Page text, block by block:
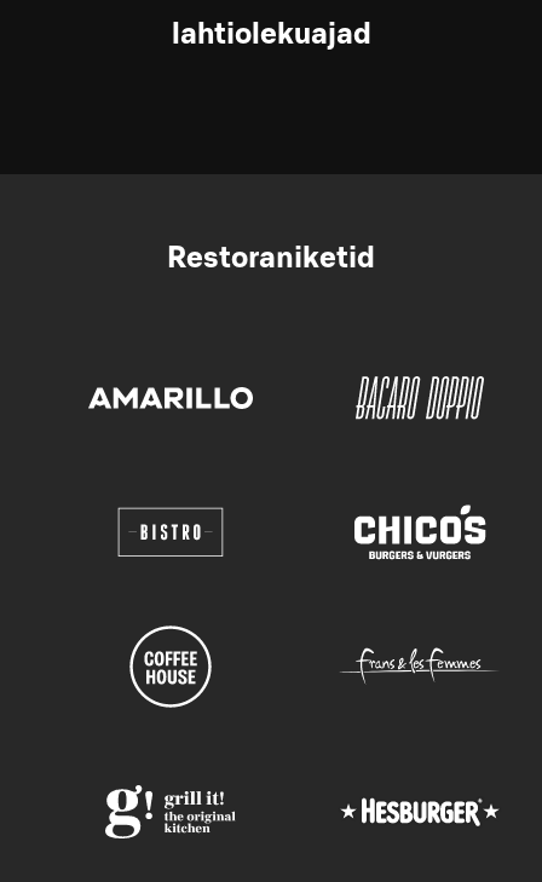
lahtiolekuajad
Restoraniketid